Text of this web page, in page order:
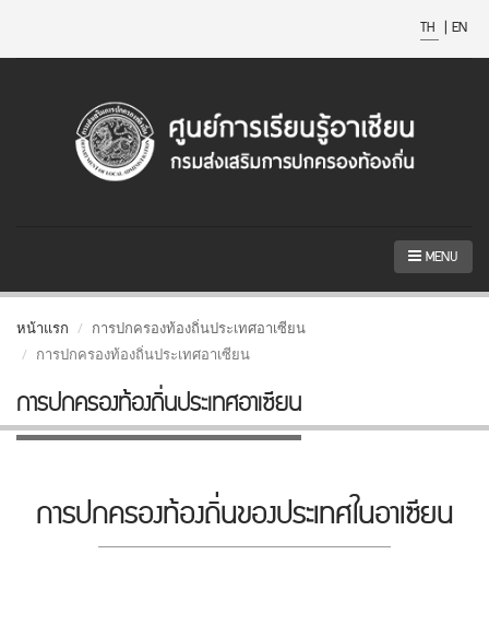
TH | EN
MENU
หน้าแรก
การปกครองท้องถิ่นประเทศอาเซียน
การปกครองท้องถิ่นประเทศอาเซียน
การปกครองท้องถิ่นประเทศอาเซียน
การปกครองท้องถิ่นของประเทศในอาเซียน